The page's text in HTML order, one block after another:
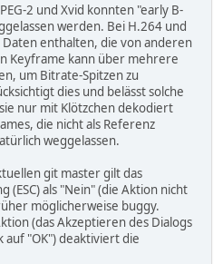
2 und Xvid konnten "early B-
werden. Bei H.264 und
Daten enthalten, die von anderen
Keyframe kann über mehrere
um Bitrate-Spitzen zu
dies und belässt solche
nur mit Klötzchen dekodiert
die nicht als Referenz
weggelassen.
git master gilt das
(ESC) als "Nein" (die Aktion nicht
möglicherweise buggy.
(das Akzeptieren des Dialogs
auf "OK") deaktiviert die